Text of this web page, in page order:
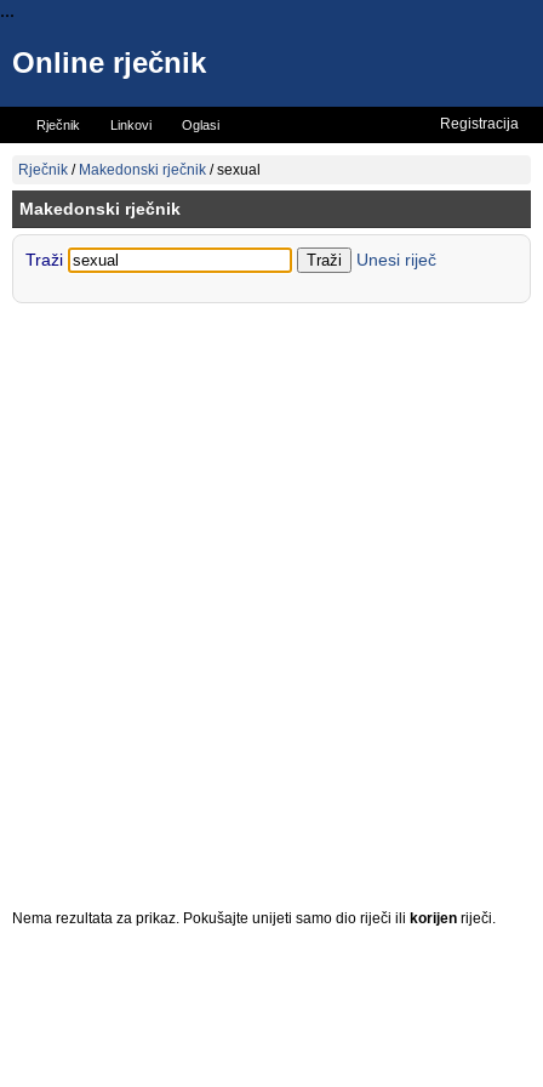
...
Online rječnik
Rječnik Linkovi Oglasi
Vicevi
Registracija
Rječnik / Makedonski rječnik /sexual
Makedonski rječnik
Traži Unesi riječ
Nema rezultata za prikaz. Pokušajte unijeti samo dio riječi ili korijen riječi.